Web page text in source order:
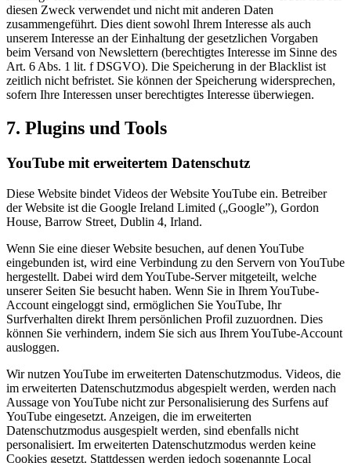
diesen Zweck verwendet und nicht mit anderen Daten
zusammengeführt. Dies dient sowohl Ihrem Interesse als auch
unserem Interesse an der Einhaltung der gesetzlichen Vorgaben
beim Versand von Newslettern (berechtigtes Interesse im Sinne des
Art. 6 Abs. 1 lit. f DSGVO). Die Speicherung in der Blacklist ist
zeitlich nicht befristet. Sie können der Speicherung widersprechen,
sofern Ihre Interessen unser berechtigtes Interesse überwiegen.
7. Plugins und Tools
YouTube mit erweitertem Datenschutz
Diese Website bindet Videos der Website YouTube ein. Betreiber
der Website ist die Google Ireland Limited („Google”), Gordon
House, Barrow Street, Dublin 4, Irland.
Wenn Sie eine dieser Website besuchen, auf denen YouTube
eingebunden ist, wird eine Verbindung zu den Servern von YouTube
hergestellt. Dabei wird dem YouTube-Server mitgeteilt, welche
unserer Seiten Sie besucht haben. Wenn Sie in Ihrem YouTube-
Account eingeloggt sind, ermöglichen Sie YouTube, Ihr
Surfverhalten direkt Ihrem persönlichen Profil zuzuordnen. Dies
können Sie verhindern, indem Sie sich aus Ihrem YouTube-Account
ausloggen.
Wir nutzen YouTube im erweiterten Datenschutzmodus. Videos, die
im erweiterten Datenschutzmodus abgespielt werden, werden nach
Aussage von YouTube nicht zur Personalisierung des Surfens auf
YouTube eingesetzt. Anzeigen, die im erweiterten
Datenschutzmodus ausgespielt werden, sind ebenfalls nicht
personalisiert. Im erweiterten Datenschutzmodus werden keine
Cookies gesetzt. Stattdessen werden jedoch sogenannte Local